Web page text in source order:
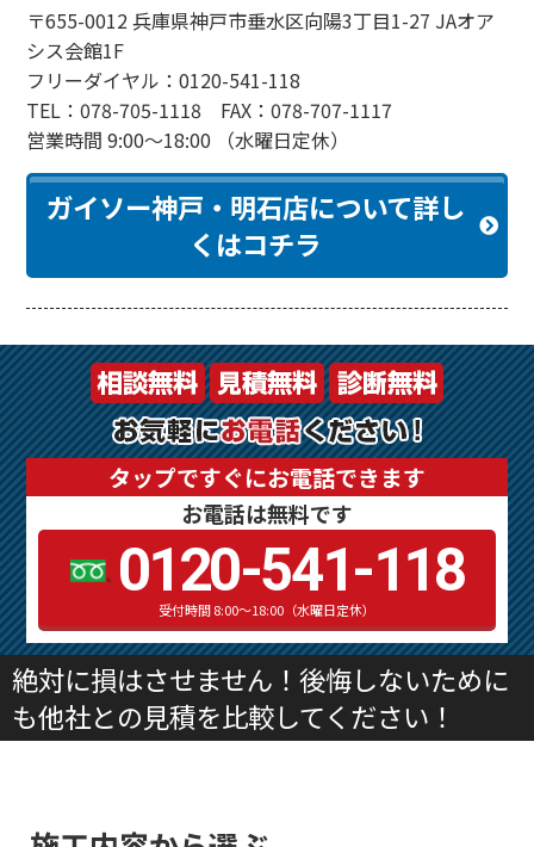
〒655-0012 兵庫県神戸市垂水区向陽3丁目1-27 JAオア
シス会館1F
フリーダイヤル：0120-541-118
TEL：078-705-1118 FAX：078-707-1117
営業時間 9:00～18:00 （水曜日定休）
ガイソー神戸・明石店について詳し
くはコチラ
タップですぐにお電話できます
お電話は無料です
0120-541-118
受付時間 8:00～18:00（水曜日定休）
絶対に損はさせません！後悔しないために
も他社との見積を比較してください！